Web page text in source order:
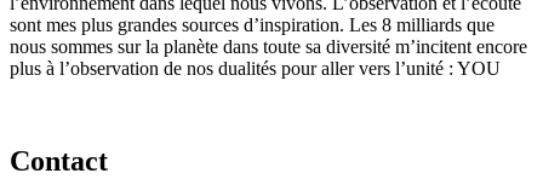
sont mes plus grandes sources d’inspiration. Les 8 milliards que
nous sommes sur la planète dans toute sa diversité m’incitent encore
plus à l’observation de nos dualités pour aller vers l’unité : YOU
Contact